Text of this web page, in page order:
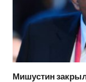
Мишустин